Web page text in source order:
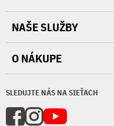
SLEDUJTE NÁS NA SIEŤACH
NAŠE SLUŽBY
O NÁKUPE